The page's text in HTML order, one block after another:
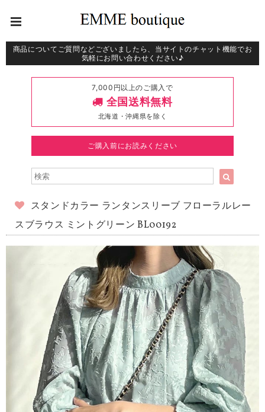
商品についてご質問などございましたら、当サイトのチャット機能でお
気軽にお問い合わせください♪
7,000円以上のご購入で
全国送料無料
北海道・沖縄県を除く
ご購入前にお読みください
スタンドカラー ランタンスリーブ フローラルレー
スブラウス ミントグリーン BL00192